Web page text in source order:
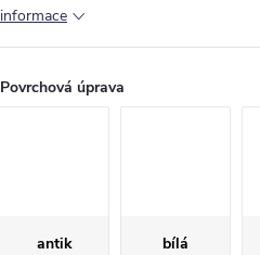
informace
Povrchová úprava
antik bílá